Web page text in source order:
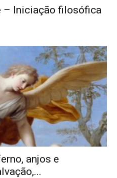
– Iniciação filosófica
anjos e